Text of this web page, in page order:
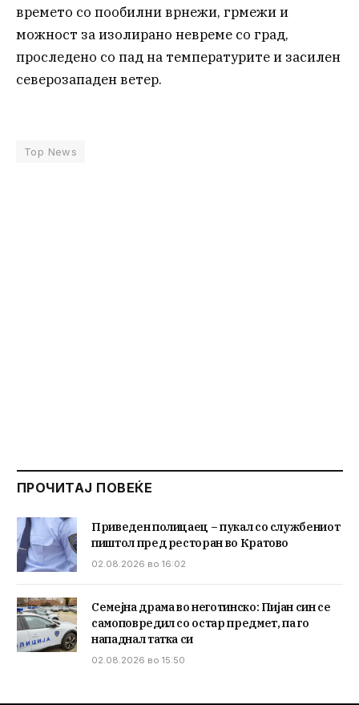
времето со пообилни врнежи, грмежи и
можност за изолирано невреме со град,
проследено со пад на температурите и засилен
северозападен ветер.
Top News
ПРОЧИТАЈ ПОВЕЌЕ
Приведен полицаец – пукал со службениот
пиштол пред ресторан во Кратово
02.08.2026 во 16:02
Семејна драма во неготинско: Пијан син се
самоповредил со остар предмет, па го
нападнал татка си
02.08.2026 во 15:50